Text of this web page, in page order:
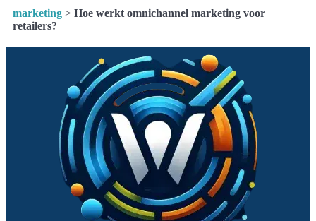
marketing > Hoe werkt omnichannel marketing voor
retailers?